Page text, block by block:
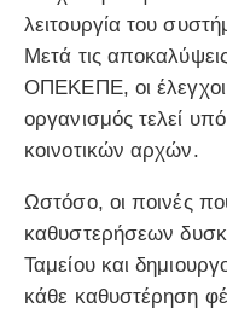
λειτουργία του
Μετά τις
ΟΠΕΚΕΠΕ, οι έλεγχοι
οργανισμός τελεί
κοινοτικών αρχών.
Ωστόσο, οι ποινές
καθυστερήσεων
Ταμείου και
κάθε καθυστέρηση